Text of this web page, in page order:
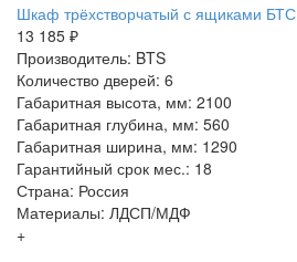
Шкаф трёхстворчатый с ящиками БТС
13 185 ₽
Производитель: BTS
Количество дверей: 6
Габаритная высота, мм: 2100
Габаритная глубина, мм: 560
Габаритная ширина, мм: 1290
Гарантийный срок мес.: 18
Страна: Россия
Материалы: ЛДСП/МДФ
+